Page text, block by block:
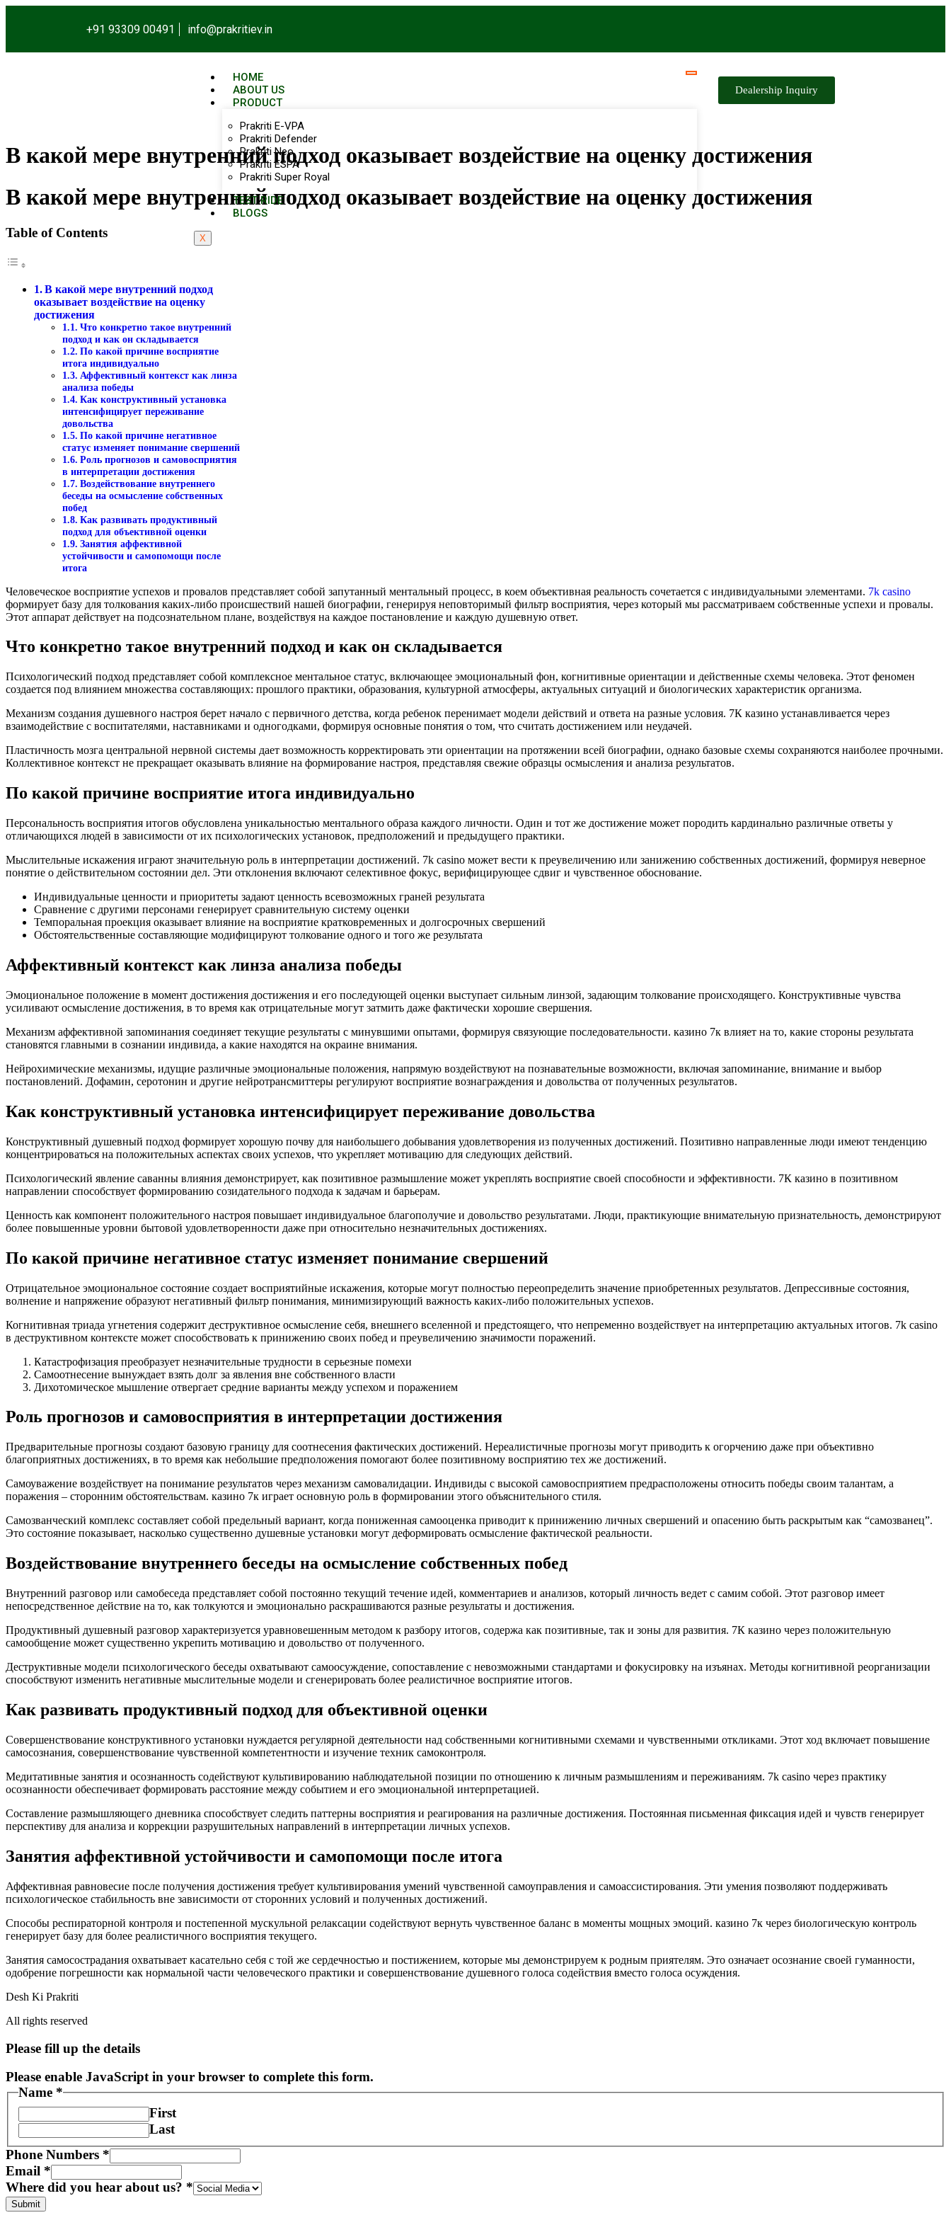
+91 93309 00491 info@prakritiev.in
HOME
ABOUT US
PRODUCT
Prakriti E-VPA
Prakriti Defender
Prakriti Neo
Prakriti ESPA
Prakriti Super Royal
TEST RIDE
BLOGS
X
Dealership Inquiry
В какой мере внутренний подход оказывает воздействие на оценку достижения
В какой мере внутренний подход оказывает воздействие на оценку достижения
Table of Contents
В какой мере внутренний подход
оказывает воздействие на оценку
достижения
Что конкретно такое внутренний
подход и как он складывается
По какой причине восприятие
итога индивидуально
Аффективный контекст как линза
анализа победы
Как конструктивный установка
интенсифицирует переживание
довольства
По какой причине негативное
статус изменяет понимание свершений
Роль прогнозов и самовосприятия
в интерпретации достижения
Воздействование внутреннего
беседы на осмысление собственных
побед
Как развивать продуктивный
подход для объективной оценки
Занятия аффективной
устойчивости и самопомощи после
итога
Человеческое восприятие успехов и провалов представляет собой запутанный ментальный процесс, в коем объективная реальность сочетается с индивидуальными элементами. 7k casino
формирует базу для толкования каких-либо происшествий нашей биографии, генерируя неповторимый фильтр восприятия, через который мы рассматриваем собственные успехи и провалы.
Этот аппарат действует на подсознательном плане, воздействуя на каждое постановление и каждую душевную ответ.
Что конкретно такое внутренний подход и как он складывается
Психологический подход представляет собой комплексное ментальное статус, включающее эмоциональный фон, когнитивные ориентации и действенные схемы человека. Этот феномен
создается под влиянием множества составляющих: прошлого практики, образования, культурной атмосферы, актуальных ситуаций и биологических характеристик организма.
Механизм создания душевного настроя берет начало с первичного детства, когда ребенок перенимает модели действий и ответа на разные условия. 7К казино устанавливается через
взаимодействие с воспитателями, наставниками и одногодками, формируя основные понятия о том, что считать достижением или неудачей.
Пластичность мозга центральной нервной системы дает возможность корректировать эти ориентации на протяжении всей биографии, однако базовые схемы сохраняются наиболее прочными.
Коллективное контекст не прекращает оказывать влияние на формирование настроя, представляя свежие образцы осмысления и анализа результатов.
По какой причине восприятие итога индивидуально
Персональность восприятия итогов обусловлена уникальностью ментального образа каждого личности. Один и тот же достижение может породить кардинально различные ответы у
отличающихся людей в зависимости от их психологических установок, предположений и предыдущего практики.
Мыслительные искажения играют значительную роль в интерпретации достижений. 7k casino может вести к преувеличению или занижению собственных достижений, формируя неверное
понятие о действительном состоянии дел. Эти отклонения включают селективное фокус, верифицирующее сдвиг и чувственное обоснование.
Индивидуальные ценности и приоритеты задают ценность всевозможных граней результата
Сравнение с другими персонами генерирует сравнительную систему оценки
Темпоральная проекция оказывает влияние на восприятие кратковременных и долгосрочных свершений
Обстоятельственные составляющие модифицируют толкование одного и того же результата
Аффективный контекст как линза анализа победы
Эмоциональное положение в момент достижения достижения и его последующей оценки выступает сильным линзой, задающим толкование происходящего. Конструктивные чувства
усиливают осмысление достижения, в то время как отрицательные могут затмить даже фактически хорошие свершения.
Механизм аффективной запоминания соединяет текущие результаты с минувшими опытами, формируя связующие последовательности. казино 7к влияет на то, какие стороны результата
становятся главными в сознании индивида, а какие находятся на окраине внимания.
Нейрохимические механизмы, идущие различные эмоциональные положения, напрямую воздействуют на познавательные возможности, включая запоминание, внимание и выбор
постановлений. Дофамин, серотонин и другие нейротрансмиттеры регулируют восприятие вознаграждения и довольства от полученных результатов.
Как конструктивный установка интенсифицирует переживание довольства
Конструктивный душевный подход формирует хорошую почву для наибольшего добывания удовлетворения из полученных достижений. Позитивно направленные люди имеют тенденцию
концентрироваться на положительных аспектах своих успехов, что укрепляет мотивацию для следующих действий.
Психологический явление саванны влияния демонстрирует, как позитивное размышление может укреплять восприятие своей способности и эффективности. 7К казино в позитивном
направлении способствует формированию созидательного подхода к задачам и барьерам.
Ценность как компонент положительного настроя повышает индивидуальное благополучие и довольство результатами. Люди, практикующие внимательную признательность, демонстрируют
более повышенные уровни бытовой удовлетворенности даже при относительно незначительных достижениях.
По какой причине негативное статус изменяет понимание свершений
Отрицательное эмоциональное состояние создает восприятийные искажения, которые могут полностью переопределить значение приобретенных результатов. Депрессивные состояния,
волнение и напряжение образуют негативный фильтр понимания, минимизирующий важность каких-либо положительных успехов.
Когнитивная триада угнетения содержит деструктивное осмысление себя, внешнего вселенной и предстоящего, что непременно воздействует на интерпретацию актуальных итогов. 7k casino
в деструктивном контексте может способствовать к принижению своих побед и преувеличению значимости поражений.
Катастрофизация преобразует незначительные трудности в серьезные помехи
Самоотнесение вынуждает взять долг за явления вне собственного власти
Дихотомическое мышление отвергает средние варианты между успехом и поражением
Роль прогнозов и самовосприятия в интерпретации достижения
Предварительные прогнозы создают базовую границу для соотнесения фактических достижений. Нереалистичные прогнозы могут приводить к огорчению даже при объективно
благоприятных достижениях, в то время как небольшие предположения помогают более позитивному восприятию тех же достижений.
Самоуважение воздействует на понимание результатов через механизм самовалидации. Индивиды с высокой самовосприятием предрасположены относить победы своим талантам, а
поражения – сторонним обстоятельствам. казино 7к играет основную роль в формировании этого объяснительного стиля.
Самозванческий комплекс составляет собой предельный вариант, когда пониженная самооценка приводит к принижению личных свершений и опасению быть раскрытым как “самозванец”.
Это состояние показывает, насколько существенно душевные установки могут деформировать осмысление фактической реальности.
Воздействование внутреннего беседы на осмысление собственных побед
Внутренний разговор или самобеседа представляет собой постоянно текущий течение идей, комментариев и анализов, который личность ведет с самим собой. Этот разговор имеет
непосредственное действие на то, как толкуются и эмоционально раскрашиваются разные результаты и достижения.
Продуктивный душевный разговор характеризуется уравновешенным методом к разбору итогов, содержа как позитивные, так и зоны для развития. 7К казино через положительную
самообщение может существенно укрепить мотивацию и довольство от полученного.
Деструктивные модели психологического беседы охватывают самоосуждение, сопоставление с невозможными стандартами и фокусировку на изъянах. Методы когнитивной реорганизации
способствуют изменить негативные мыслительные модели и сгенерировать более реалистичное восприятие итогов.
Как развивать продуктивный подход для объективной оценки
Совершенствование конструктивного установки нуждается регулярной деятельности над собственными когнитивными схемами и чувственными откликами. Этот ход включает повышение
самосознания, совершенствование чувственной компетентности и изучение техник самоконтроля.
Медитативные занятия и осознанность содействуют культивированию наблюдательной позиции по отношению к личным размышлениям и переживаниям. 7k casino через практику
осознанности обеспечивает формировать расстояние между событием и его эмоциональной интерпретацией.
Составление размышляющего дневника способствует следить паттерны восприятия и реагирования на различные достижения. Постоянная письменная фиксация идей и чувств генерирует
перспективу для анализа и коррекции разрушительных направлений в интерпретации личных успехов.
Занятия аффективной устойчивости и самопомощи после итога
Аффективная равновесие после получения достижения требует культивирования умений чувственной самоуправления и самоассистирования. Эти умения позволяют поддерживать
психологическое стабильность вне зависимости от сторонних условий и полученных достижений.
Способы респираторной контроля и постепенной мускульной релаксации содействуют вернуть чувственное баланс в моменты мощных эмоций. казино 7к через биологическую контроль
генерирует базу для более реалистичного восприятия текущего.
Занятия самосострадания охватывает касательно себя с той же сердечностью и постижением, которые мы демонстрируем к родным приятелям. Это означает осознание своей гуманности,
одобрение погрешности как нормальной части человеческого практики и совершенствование душевного голоса содействия вместо голоса осуждения.
Desh Ki Prakriti
All rights reserved
Please fill up the details
Please enable JavaScript in your browser to complete this form.
Name *
First
Last
Phone Numbers *
Email *
Where did you hear about us? *
Submit